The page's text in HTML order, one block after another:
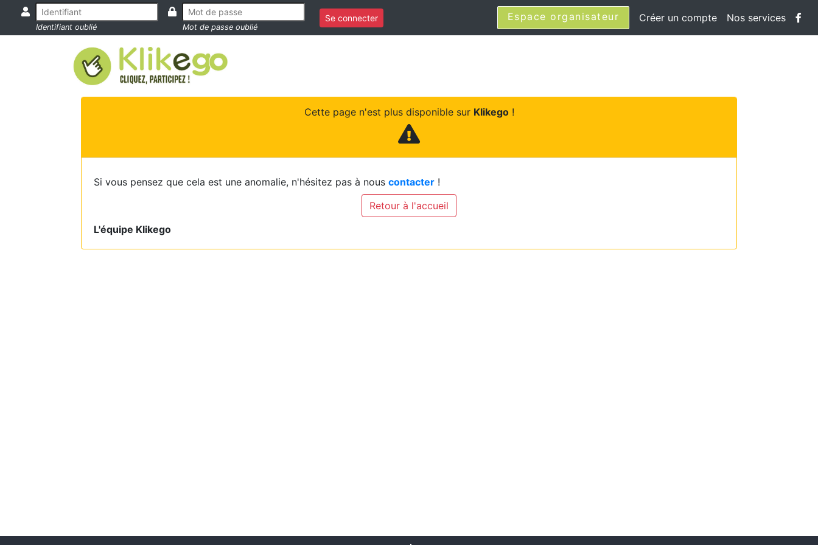
Identifiant oublié Mot de passe oublié
Se connecter Espace organisateur Créer un compte Nos services
Cette page n'est plus disponible sur Klikego!
Si vous pensez que cela est une anomalie, n'hésitez pas à nous contacter !
Retour à l'accueil
L'équipe Klikego